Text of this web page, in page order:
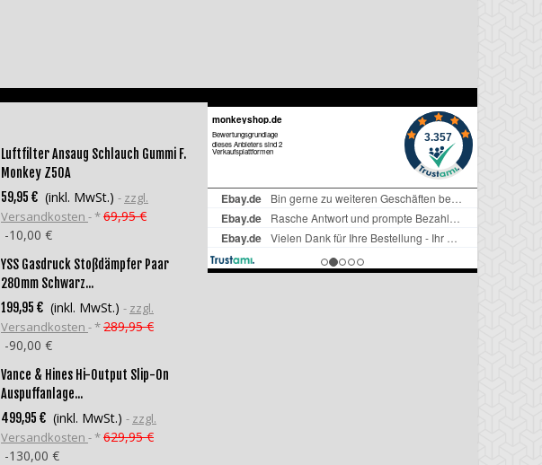
Luftfilter Ansaug Schlauch Gummi F.
Monkey Z50A
59,95 € (inkl. MwSt.)
zzgl.
Versandkosten
*69,95 €
-10,00 €
YSS Gasdruck Stoßdämpfer Paar
280mm Schwarz...
199,95 € (inkl. MwSt.)
zzgl.
Versandkosten
*289,95 €
-90,00 €
Vance & Hines Hi-Output Slip-On
Auspuffanlage...
499,95 € (inkl. MwSt.)
zzgl.
Versandkosten
*629,95 €
-130,00 €